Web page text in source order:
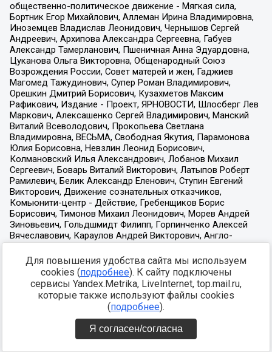
Для повышения удобства сайта мы используем
cookies (подробнее). К сайту подключены
сервисы Yandex.Metrika, LiveInternet, top.mail.ru,
которые также используют файлы cookies
(подробнее).
Я согласен/согласна